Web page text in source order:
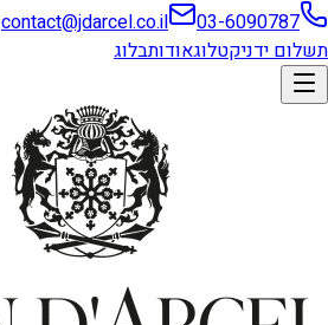
03-6090787
contact@jdarcel.co.il
תשלום ידניקטלוגאודותבלוג